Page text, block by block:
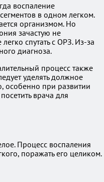
воспаление
в одном легком.
организмом. Но
зачастую не
спутать с ОРЗ. Из-за
диагноза.
процесс также
уделять должное
особенно при развитии
врача для
Процесс воспаления
поражать его целиком.